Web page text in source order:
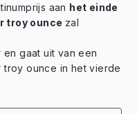
aan het einde
troy ounce zal
en gaat uit van een
ounce in het vierde